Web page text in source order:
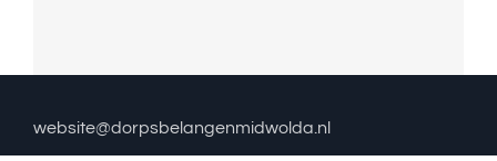
website@dorpsbelangenmidwolda.nl